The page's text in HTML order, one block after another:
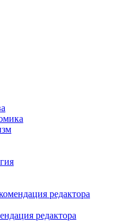
редактора
редактора